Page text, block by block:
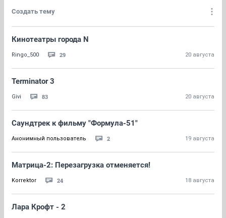
Создать тему
Кинотеатры города N
Ringo_500 29 20 августа
Terminator 3
Givi 83 20 августа
Саундтрек к фильму "Формула-51"
Анонимный пользователь 2 19 августа
Матрица-2: Перезагрузка отменяется!
Korrektor 24 18 августа
Лара Крофт - 2